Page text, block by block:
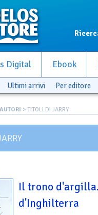
Digital Ebook
Ultimi arrivi Per editore
AUTORI > TITOLI DI JARRY
Il trono
d'Inghilterra